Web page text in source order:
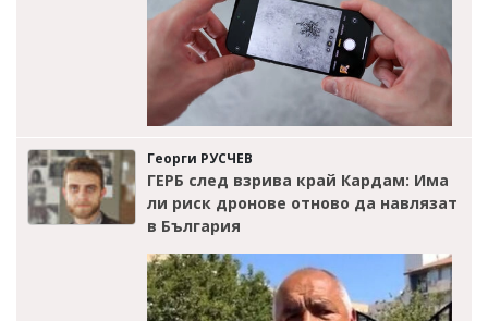
Георги РУСЧЕВ
ГЕРБ след взрива край Кардам: Има
ли риск дронове отново да навлязат
в България